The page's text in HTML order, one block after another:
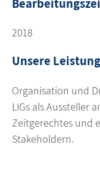
2018
Unsere
Organisation und
LIGs als Aussteller
Zeitgerechtes und
Stakeholdern.